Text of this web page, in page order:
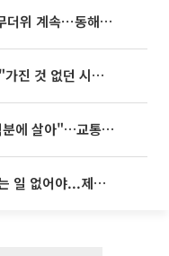
[내일 날씨] 폭염 한풀 꺾여도 무더위 계속⋯동해안 이틀 연속 비
임영웅, 어느덧 데뷔 10주년⋯"가진 것 없던 시절, 내 앞엔 20명의 팬뿐"
'굿 윌 헌팅' 배우 "기아 EV2 덕분에 살아"…교통사고 후 안전성 극찬
李대통령 “청년이 결혼 망설이는 일 없어야...제도상 불이익 조사”